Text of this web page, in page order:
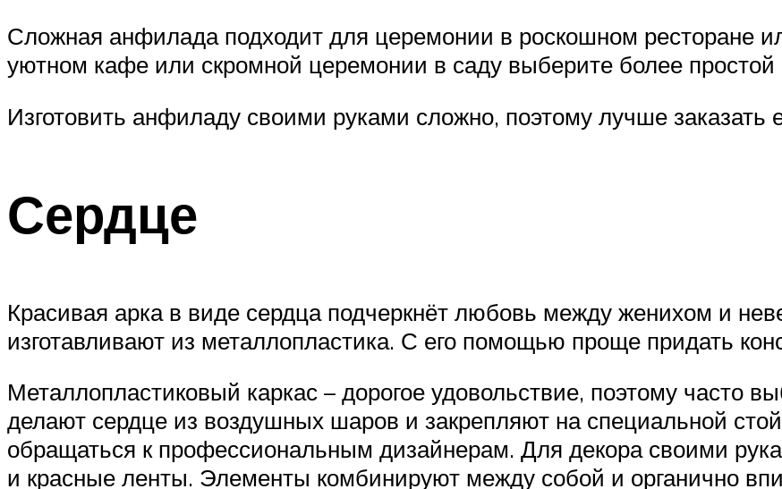
Сложная анфилада подходит для церемонии в роскошном ресторане
уютном кафе или скромной церемонии в саду выберите более простой
Изготовить анфиладу своими руками сложно, поэтому лучше заказать
Сердце
Красивая арка в виде сердца подчеркнёт любовь между женихом и
изготавливают из металлопластика. С его помощью проще придать
Металлопластиковый каркас – дорогое удовольствие, поэтому часто
делают сердце из воздушных шаров и закрепляют на специальной
обращаться к профессиональным дизайнерам. Для декора своими
и красные ленты. Элементы комбинируют между собой и органично